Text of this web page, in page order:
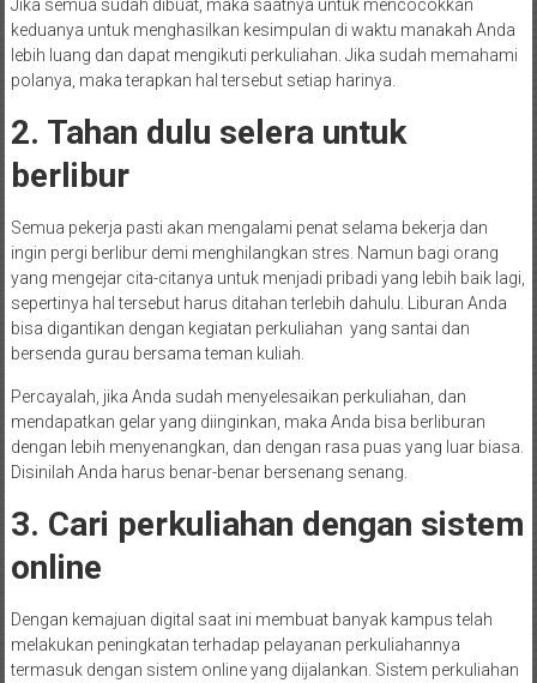
Jika semua sudah dibuat, maka saatnya untuk mencocokkan
keduanya untuk menghasilkan kesimpulan di waktu manakah Anda
lebih luang dan dapat mengikuti perkuliahan. Jika sudah memahami
polanya, maka terapkan hal tersebut setiap harinya.
2. Tahan dulu selera untuk
berlibur
Semua pekerja pasti akan mengalami penat selama bekerja dan
ingin pergi berlibur demi menghilangkan stres. Namun bagi orang
yang mengejar cita-citanya untuk menjadi pribadi yang lebih baik lagi,
sepertinya hal tersebut harus ditahan terlebih dahulu. Liburan Anda
bisa digantikan dengan kegiatan perkuliahan yang santai dan
bersenda gurau bersama teman kuliah.
Percayalah, jika Anda sudah menyelesaikan perkuliahan, dan
mendapatkan gelar yang diinginkan, maka Anda bisa berliburan
dengan lebih menyenangkan, dan dengan rasa puas yang luar biasa.
Disinilah Anda harus benar-benar bersenang senang.
3. Cari perkuliahan dengan sistem
online
Dengan kemajuan digital saat ini membuat banyak kampus telah
melakukan peningkatan terhadap pelayanan perkuliahannya
termasuk dengan sistem online yang dijalankan. Sistem perkuliahan